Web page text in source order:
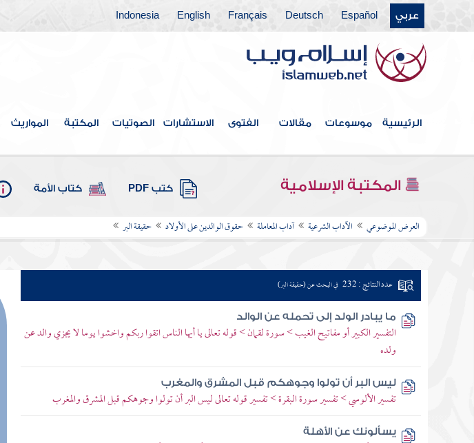
عربي Español
Deutsch
Français
English
Indonesia
الرئيسية موسوعات مقالات الفتوى الاستشارات الصوتيات المكتبة المواريث
المكتبة الإسلامية كتب PDF كتاب الأمة
العرض الموضوعي الآداب الشرعية آداب المعاملة حقوق الوالدين على الأولاد حقيقة البر
عدد النتائج : 232 في البحث عن (حقيقة البر)
ما يبادر الولد إلى تحمله عن الوالد
التفسير الكبير أو مفاتيح الغيب > سورة لقمان > قوله تعالى يا أيها الناس اتقوا ربكم واخشوا يوما لا يجزي والد عن
ولده
ليس البر أن تولوا وجوهكم قبل المشرق والمغرب
تفسير الألوسي > تفسير سورة البقرة > تفسير قوله تعالى ليس البر أن تولوا وجوهكم قبل المشرق والمغرب
يسألونك عن الأهلة